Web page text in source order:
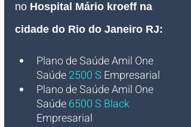
no Hospital Mário kroeff na
cidade do Rio do Janeiro RJ:
Plano de Saúde Amil One
Saúde2500 S Empresarial
Plano de Saúde Amil One
Saúde 6500 S Black
Empresarial